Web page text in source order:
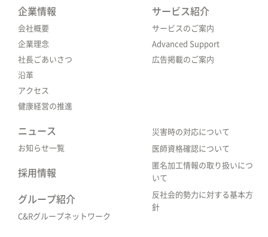
企業情報
会社概要
企業理念
社長ごあいさつ
沿革
アクセス
健康経営の推進
サービス紹介
サービスのご案内
Advanced Support
広告掲載のご案内
ニュース
お知らせ一覧
採用情報
グループ紹介
C&Rグループネットワーク
災害時の対応について
医師資格確認について
匿名加工情報の取り扱いにつ
いて
反社会的勢力に対する基本方
針